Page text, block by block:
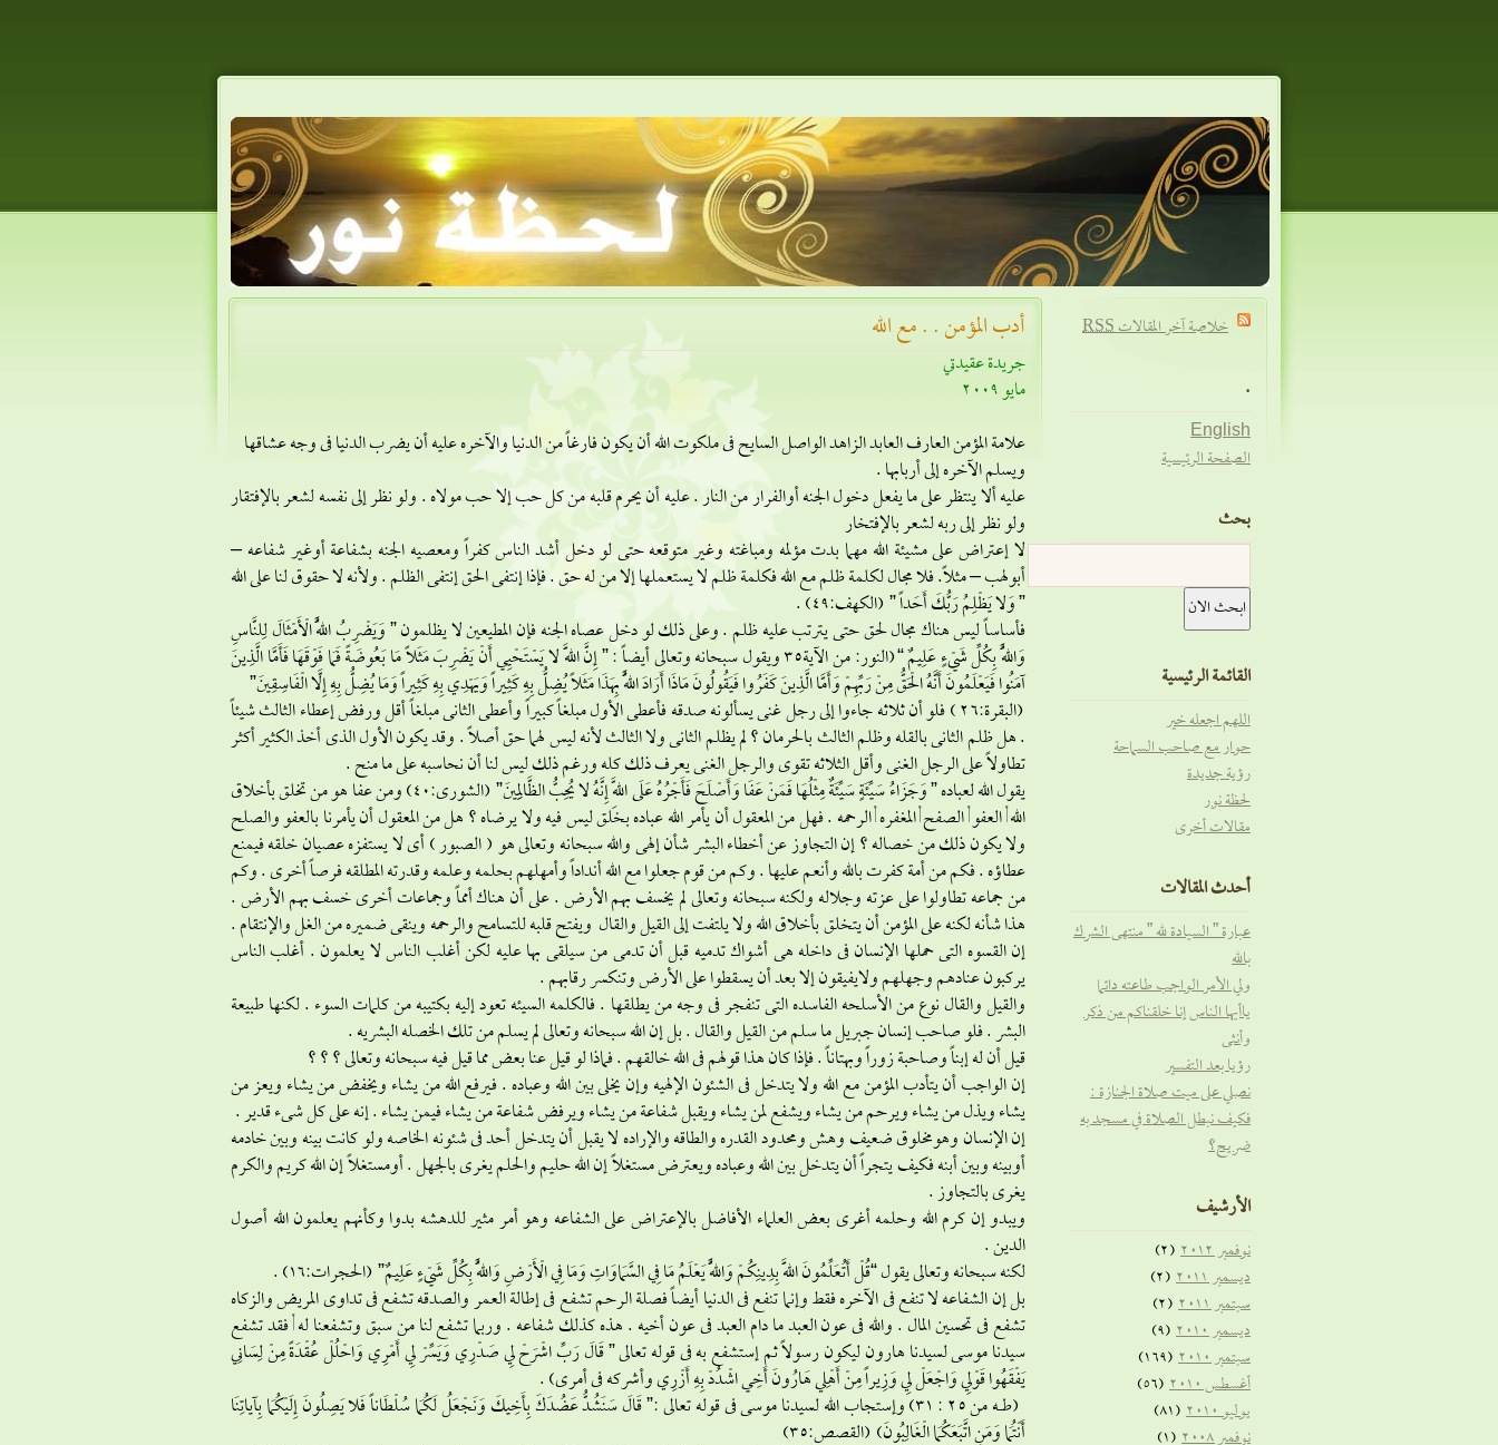
أدب المؤمن . . مع الله
جريدة عقيدتي
مايو 2009
علامة المؤمن العارف العابد الزاهد الواصل السايح فى ملكوت الله أن يكون فارغاً من الدنيا والآخره عليه أن يضرب الدنيا فى وجه عشاقها
ويسلم الآخره إلى أربابها .
عليه ألا ينتظر على ما يفعل دخول الجنه أوالفرار من النار . عليه أن يحرم قلبه من كل حب إلا حب مولاه . ولو نظر إلى نفسه لشعر بالإفتقار
ولو نظر إلى ربه لشعر بالإفتخار
لا إعتراض على مشيئة الله مهما بدت مؤلمه ومباغته وغير متوقعه حتى لو دخل أشد الناس كفراً ومعصيه الجنه بشفاعة أوغير شفاعه –
أبولهب – مثلاً. فلا مجال لكلمة ظلم مع الله فكلمة ظلم لا يستعملها إلا من له حق . فإذا إنتفى الحق إنتفى الظلم . ولأنه لا حقوق لنا على الله
” وَلا يَظْلِمُ رَبُّكَ أَحَداً ” (الكهف:49) .
فأساساً ليس هناك مجال لحق حتى يترتب عليه ظلم . وعلى ذلك لو دخل عصاه الجنه فإن المطيعين لا يظلمون ” وَيَضْرِبُ اللَّهُ الْأَمْثَالَ لِلنَّاسِ
وَاللَّهُ بِكُلِّ شَيْءٍ عَلِيمٌ “(النور: من الآية35 ويقول سبحانه وتعالى أيضاً : ” إِنَّ اللَّهَ لا يَسْتَحْيِي أَنْ يَضْرِبَ مَثَلاً مَا بَعُوضَةً فَمَا فَوْقَهَا فَأَمَّا الَّذِينَ
آمَنُوا فَيَعْلَمُونَ أَنَّهُ الْحَقُّ مِنْ رَبِّهِمْ وَأَمَّا الَّذِينَ كَفَرُوا فَيَقُولُونَ مَاذَا أَرَادَ اللَّهُ بِهَذَا مَثَلاً يُضِلُّ بِهِ كَثِيراً وَيَهْدِي بِهِ كَثِيراً وَمَا يُضِلُّ بِهِ إِلَّا الْفَاسِقِينَ”
(البقرة:26 ) فلو أن ثلاثه جاءوا إلى رجل غنى يسألونه صدقه فأعطى الأول مبلغاً كبيراً وأعطى الثانى مبلغاً أقل ورفض إعطاء الثالث شيئاً
. هل ظلم الثانى بالقله وظلم الثالث بالحرمان ؟ لم يظلم الثانى ولا الثالث لأنه ليس لهما حق أصلاً . وقد يكون الأول الذى أخذ الكثير أكثر
تطاولاً على الرجل الغنى وأقل الثلاثه تقوى والرجل الغنى يعرف ذلك كله ورغم ذلك ليس لنا أن نحاسبه على ما منح .
يقول الله لعباده ” وَجَزَاءُ سَيِّئَةٍ سَيِّئَةٌ مِثْلُهَا فَمَنْ عَفَا وَأَصْلَحَ فَأَجْرُهُ عَلَى اللَّهِ إِنَّهُ لا يُحِبُّ الظَّالِمِينَ” (الشورى:40) ومن عفا هو من تخلق بأخلاق
الله , العفو , الصفح , المغفره , الرحمه . فهل من المعقول أن يأمر الله عباده بخلق ليس فيه ولا يرضاه ؟ هل من المعقول أن يأمرنا بالعفو والصلح
ولا يكون ذلك من خصاله ؟ إن التجاوز عن أخطاء البشر شأن إلهى والله سبحانه وتعالى هو ( الصبور ) أى لا يستفزه عصيان خلقه فيمنع
عطاؤه . فكم من أمة كفرت بالله وأنعم عليها . وكم من قوم جعلوا مع الله أنداداً وأمهلهم بحلمه وعلمه وقدرته المطلقه فرصاً أخرى . وكم
من جماعه تطاولوا على عزته وجلاله ولكنه سبحانه وتعالى لم يخسف بهم الأرض . على أن هناك أمماً وجماعات أخرى خسف بهم الأرض .
هذا شأنه لكنه على المؤمن أن يتخلق بأخلاق الله ولا يلتفت إلى القيل والقال ويفتح قلبه للتسامح والرحمه وينقى ضميره من الغل والإنتقام .
إن القسوه التى حملها الإنسان فى داخله هى أشواك تدميه قبل أن تدمى من سيلقى بها عليه لكن أغلب الناس لا يعلمون . أغلب الناس
يركبون عنادهم وجهلهم ولايفيقون إلا بعد أن يسقطوا على الأرض وتنكسر رقابهم .
والقيل والقال نوع من الأسلحه الفاسده التى تنفجر فى وجه من يطلقها . فالكلمه السيئه تعود إليه بكتيبه من كلمات السوء . لكنها طبيعة
البشر . فلو صاحب إنسان جبريل ما سلم من القيل والقال . بل إن الله سبحانه وتعالى لم يسلم من تلك الخصله البشريه .
قيل أن له إبناً وصاحبة زوراً وبهتاناً . فإذا كان هذا قولهم فى الله خالقهم . فماذا لو قيل عنا بعض مما قيل فيه سبحانه وتعالى ؟ ؟ ؟
إن الواجب أن يتأدب المؤمن مع الله ولا يتدخل فى الشئون الإلهيه وإن يخلى بين الله وعباده . فيرفع الله من يشاء ويخفض من يشاء ويعز من
يشاء ويذل من يشاء ويرحم من يشاء ويشفع لمن يشاء ويقبل شفاعة من يشاء ويرفض شفاعة من يشاء فيمن يشاء . إنه على كل شىء قدير .
إن الإنسان وهومخلوق ضعيف وهش ومحدود القدره والطاقه والإراده لا يقبل أن يتدخل أحد فى شئونه الخاصه ولو كانت بينه وبين خادمه
أوبينه وبين أبنه فكيف يتجراً أن يتدخل بين الله وعباده ويعترض مستغلاً إن الله حليم والحلم يغرى بالجهل . أومستغلاً إن الله كريم والكرم
يغرى بالتجاوز .
ويبدو إن كرم الله وحلمه أغرى بعض العلماء الأفاضل بالإعتراض على الشفاعه وهو أمر مثير للدهشه بدوا وكأنهم يعلمون الله أصول
الدين .
لكنه سبحانه وتعالى يقول “قُلْ أَتُعَلِّمُونَ اللَّهَ بِدِينِكُمْ وَاللَّهُ يَعْلَمُ مَا فِي السَّمَاوَاتِ وَمَا فِي الْأَرْضِ وَاللَّهُ بِكُلِّ شَيْءٍ عَلِيمٌ” (الحجرات:16) .
بل إن الشفاعه لا تنفع فى الآخره فقط وإنما تنفع فى الدنيا أيضاً فصلة الرحم تشفع فى إطالة العمر والصدقه تشفع فى تداوى المريض والزكاه
تشفع فى تحسين المال . والله فى عون العبد ما دام العبد فى عون أخيه . هذه كذلك شفاعه . وربما تشفع لنا من سبق وتشفعنا له , فقد تشفع
سيدنا موسى لسيدنا هارون ليكون رسولاً ثم إستشفع به فى قوله تعالى ” قَالَ رَبِّ اشْرَحْ لِي صَدْرِي وَيَسِّرْ لِي أَمْرِي وَاحْلُلْ عُقْدَةً مِنْ لِسَانِي
يَفْقَهُوا قَوْلِي وَاجْعَلْ لِي وَزِيراً مِنْ أَهْلِي هَارُونَ أَخِي اشْدُدْ بِهِ أَزْرِي وأشركه فى أمرى) .
(طـه من 25 : 31) وإستجاب الله لسيدنا موسى فى قوله تعالى :” قَالَ سَنَشُدُّ عَضُدَكَ بِأَخِيكَ وَنَجْعَلُ لَكُمَا سُلْطَاناً فَلا يَصِلُونَ إِلَيْكُمَا بِآياتِنَا
أَنْتُمَا وَمَنِ اتَّبَعَكُمَا الْغَالِبُونَ) (القصص:35)
خلاصة آخر المقالاتRSS
.
English
الصفحة الرئيسية
بحث
القائمة الرئيسية
اللهم اجعله خير
حوار مع صاحب السماحة
رؤية جديدة
لحظة نور
مقالات أخرى
أحدث المقالات
عبارة ” السيادة لله ” منتهى الشرك
بالله
ولي الأمر الواجب طاعته دائما
ياأيها الناس إنا خلقناكم من ذكر
وأنثى
رؤيا بعد التفسير
نصلي على ميت صلاة الجنازة :
فكيف نبطل الصلاة في مسجد به
ضريح؟
الأرشيف
نوفمبر 2012 (2)
ديسمبر 2011 (2)
سبتمبر 2011 (2)
ديسمبر 2010 (9)
سبتمبر 2010 (169)
أغسطس 2010 (56)
يوليو 2010 (81)